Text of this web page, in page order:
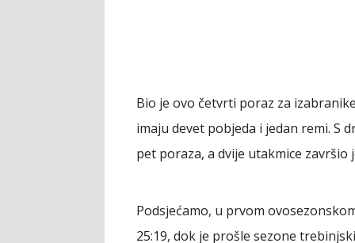
Bio je ovo četvrti poraz za
imaju devet pobjeda i jedan remi. S
pet poraza, a dvije utakmice
Podsjećamo, u prvom
25:19, dok je prošle sezone